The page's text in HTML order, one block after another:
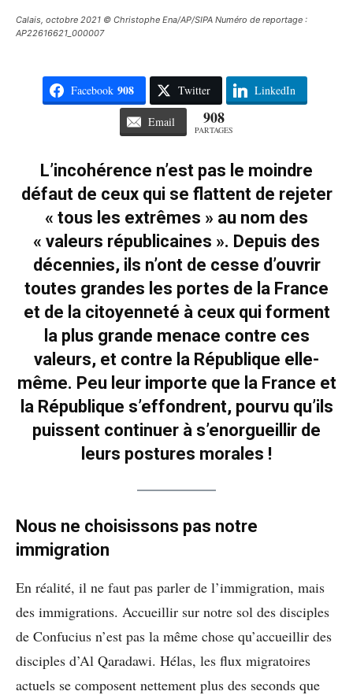
Calais, octobre 2021 © Christophe Ena/AP/SIPA Numéro de reportage :
AP22616621_000007
Facebook 908 Twitter LinkedIn
Email 908
PARTAGES
L’incohérence n’est pas le moindre
défaut de ceux qui se flattent de rejeter
« tous les extrêmes » au nom des
« valeurs républicaines ». Depuis des
décennies, ils n’ont de cesse d’ouvrir
toutes grandes les portes de la France
et de la citoyenneté à ceux qui forment
la plus grande menace contre ces
valeurs, et contre la République elle-
même. Peu leur importe que la France et
la République s’effondrent, pourvu qu’ils
puissent continuer à s’enorgueillir de
leurs postures morales !
Nous ne choisissons pas notre
immigration
En réalité, il ne faut pas parler de l’immigration, mais
des immigrations. Accueillir sur notre sol des disciples
de Confucius n’est pas la même chose qu’accueillir des
disciples d’Al Qaradawi. Hélas, les flux migratoires
actuels se composent nettement plus des seconds que